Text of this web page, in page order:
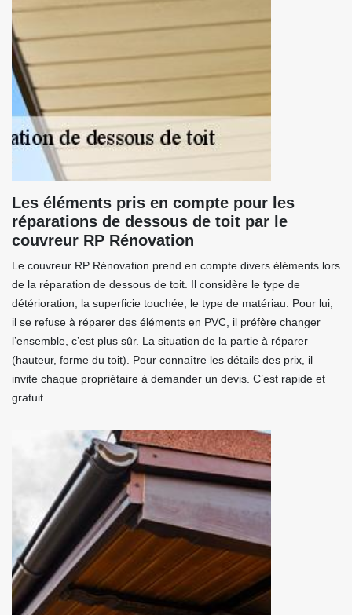
Les éléments pris en compte pour les
réparations de dessous de toit par le
couvreur RP Rénovation
Le couvreur RP Rénovation prend en compte divers éléments lors
de la réparation de dessous de toit. Il considère le type de
détérioration, la superficie touchée, le type de matériau. Pour lui,
il se refuse à réparer des éléments en PVC, il préfère changer
l’ensemble, c’est plus sûr. La situation de la partie à réparer
(hauteur, forme du toit). Pour connaître les détails des prix, il
invite chaque propriétaire à demander un devis. C’est rapide et
gratuit.